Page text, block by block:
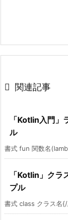
 関連記事
「Kotlin入門
ル
書式 fun 関数名
「Kotlin」ク
プル
書式 class クラス名